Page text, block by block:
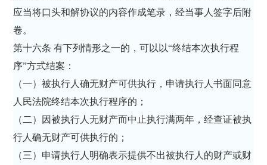
应当将口头和解协议的内容作成笔录，经当事人签字后附
卷。
第十六条 有下列情形之一的，可以以“终结本次执行程
序”方式结案：
（一）被执行人确无财产可供执行，申请执行人书面同意
人民法院终结本次执行程序的；
（二）因被执行人无财产而中止执行满两年，经查证被执
行人确无财产可供执行的；
（三）申请执行人明确表示提供不出被执行人的财产或财